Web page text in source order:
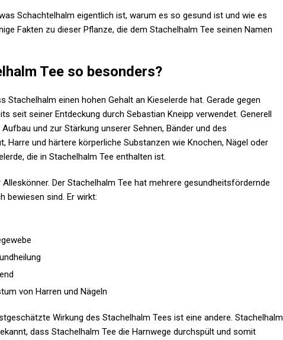
Schachtelhalm eigentlich ist, warum es so gesund ist und wie es
Fakten zu dieser Pflanze, die dem Stachelhalm Tee seinen Namen
Tee so besonders?
Stachelhalm einen hohen Gehalt an Kieselerde hat. Gerade gegen
seit seiner Entdeckung durch Sebastian Kneipp verwendet. Generell
und zur Stärkung unserer Sehnen, Bänder und des
Harre und härtere körperliche Substanzen wie Knochen, Nägel oder
die in Stachelhalm Tee enthalten ist.
Der Stachelhalm Tee hat mehrere gesundheitsfördernde
bewiesen sind. Er wirkt:
von Harren und Nägeln
Wirkung des Stachelhalm Tees ist eine andere. Stachelhalm
dass Stachelhalm Tee die Harnwege durchspült und somit